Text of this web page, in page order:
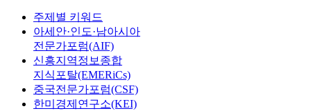
주제별 키워드
아세안·인도·남아시아
전문가포럼(AIF)
신흥지역정보종합
지식포탈(EMERiCs)
중국전문가포럼(CSF)
한미경제연구소(KEI)